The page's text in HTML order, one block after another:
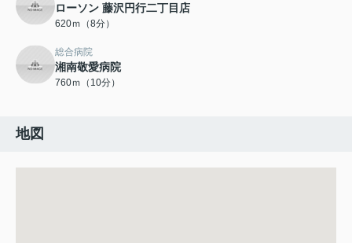
ローソン 藤沢円行二丁目店
620ｍ（8分）
総合病院
湘南敬愛病院
760ｍ（10分）
地図